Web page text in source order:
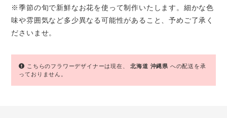
※季節の旬で新鮮なお花を使って制作いたします。細かな色
味や雰囲気など多少異なる可能性があること、予めご了承く
ださいませ。
こちらのフラワーデザイナーは現在、北海道 沖縄県 への配送を承
っておりません。